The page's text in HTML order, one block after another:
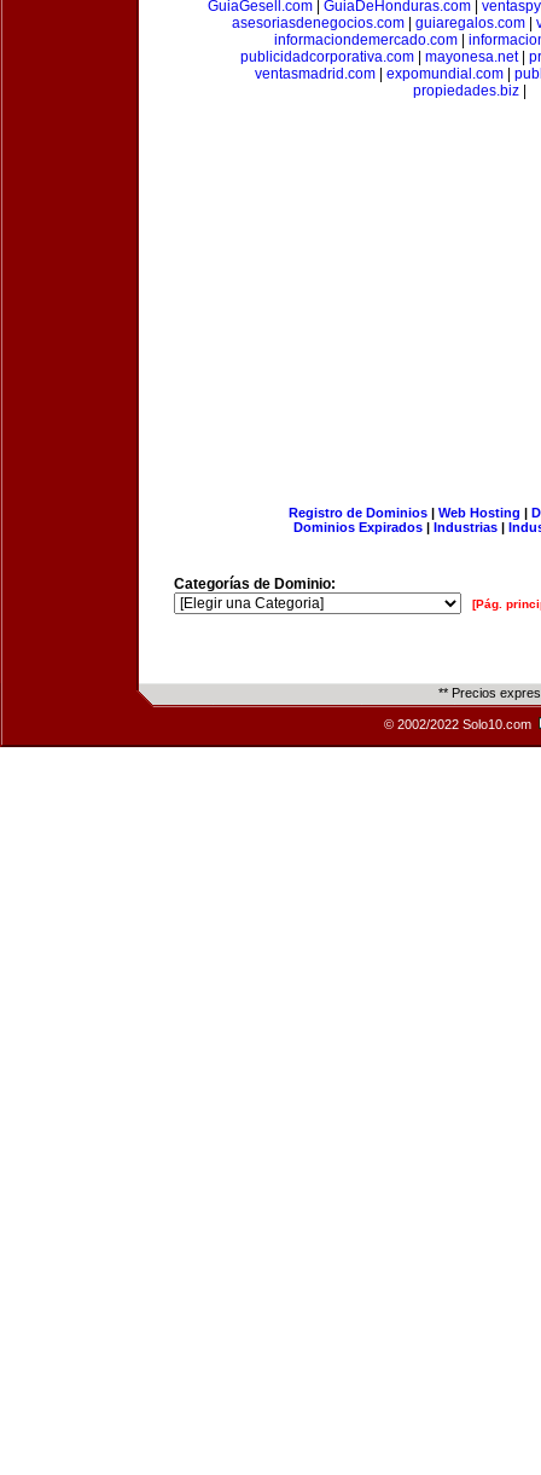
GuiaGesell.com| GuiaDeHonduras.com|
asesoriasdenegocios.com
guiaregalos.com
informaciondemercado.com|
publicidadcorporativa.com
mayonesa.net|
ventasmadrid.com
expomundial.com
propiedades.biz
Registro de Dominios| Web Hosting |
Dominios Expirados | Industrias |
Categorías de Dominio:
[Pág.
** Precios
© 2002/2022 Solo10.com